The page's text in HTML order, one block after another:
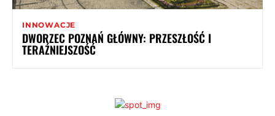
INNOWACJE
DWORZEC POZNAŃ GŁÓWNY: PRZESZŁOŚĆ I
TERAŹNIEJSZOŚĆ